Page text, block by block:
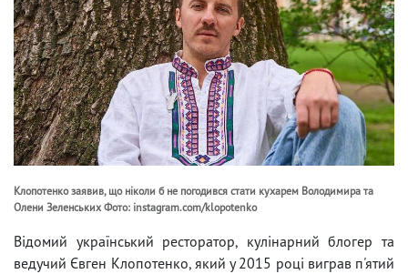
Клопотенко заявив, що ніколи б не погодився стати кухарем Володимира та
Олени Зеленських Фото: instagram.com/klopotenko
Відомий український ресторатор, кулінарний блогер та
ведучий Євген Клопотенко, який у 2015 році виграв п'ятий